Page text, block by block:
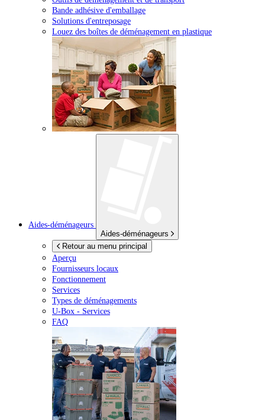
Bande adhésive d'emballage
Solutions d'entreposage
Louez des boîtes de déménagement en plastique
Aides-déménageurs
Aides-déménageurs
Retour au menu principal
Aperçu
Fournisseurs locaux
Fonctionnement
Services
Types de déménagements
U-Box - Services
FAQ